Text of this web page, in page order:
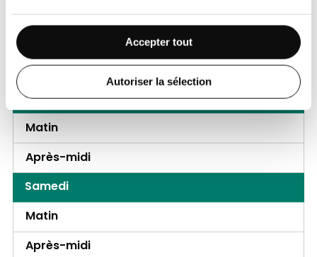
Accepter tout
Autoriser la sélection
Jeudi
Après-midi
Vendredi
Matin
Après-midi
Samedi
Matin
Après-midi